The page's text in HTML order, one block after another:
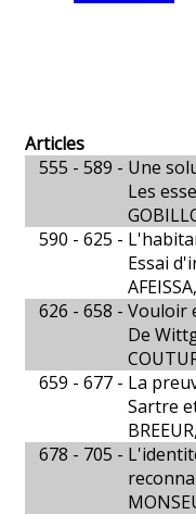
Articles
555 - 589 - Une
Les
590 - 625 -
Essai
626 - 658 - Vouloir
De
659 - 677 - La
Sartre
678 - 705 -